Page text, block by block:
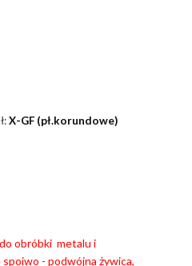
X-GF (pł.korundowe)
obróbki metalu i
- podwójna żywica,